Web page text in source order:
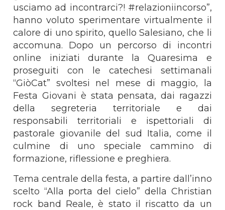
usciamo ad incontrarci?! #relazioniincorso”,
hanno voluto sperimentare virtualmente il
calore di uno spirito, quello Salesiano, che li
accomuna. Dopo un percorso di incontri
online iniziati durante la Quaresima e
proseguiti con le catechesi settimanali
“GiòCat” svoltesi nel mese di maggio, la
Festa Giovani è stata pensata, dai ragazzi
della segreteria territoriale e dai
responsabili territoriali e ispettoriali di
pastorale giovanile del sud Italia, come il
culmine di uno speciale cammino di
formazione, riflessione e preghiera.
Tema centrale della festa, a partire dall’inno
scelto “Alla porta del cielo” della Christian
rock band Reale, è stato il riscatto da un